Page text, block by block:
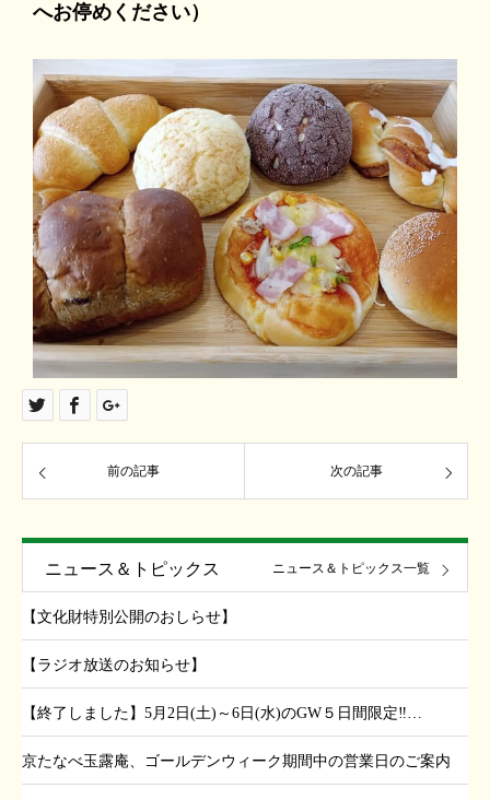
へお停めください）
前の記事 次の記事
ニュース＆トピックス
【文化財特別公開のおしらせ】
【ラジオ放送のお知らせ】
【終了しました】5月2日(土)～6日(水)のGW５日間限定‼…
京たなべ玉露庵、ゴールデンウィーク期間中の営業日のご案内
ニュース＆トピックス一覧